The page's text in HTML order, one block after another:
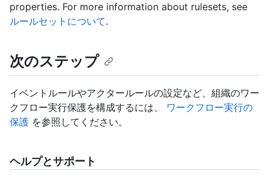
properties. For more information about rulesets, see
ルールセットについて.
次のステップ
イベントルールやアクタールールの設定など、組織のワー
クフロー実行保護を構成するには、 ワークフロー実行の
保護 を参照してください。
ヘルプとサポート